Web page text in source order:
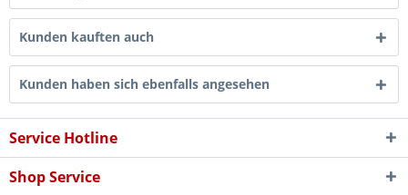
Kunden kauften auch
Kunden haben sich ebenfalls angesehen
Service Hotline
Shop Service